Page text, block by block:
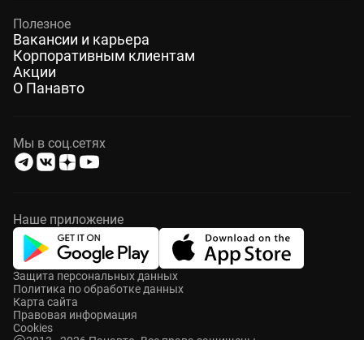
Полезное
Вакансии и карьера
Корпоративным клиентам
Акции
О Панавто
Мы в соц.сетях
Наше приложение
Защита персональных данных
Политика по обработке данных
Карта сайта
Правовая информация
Cookies